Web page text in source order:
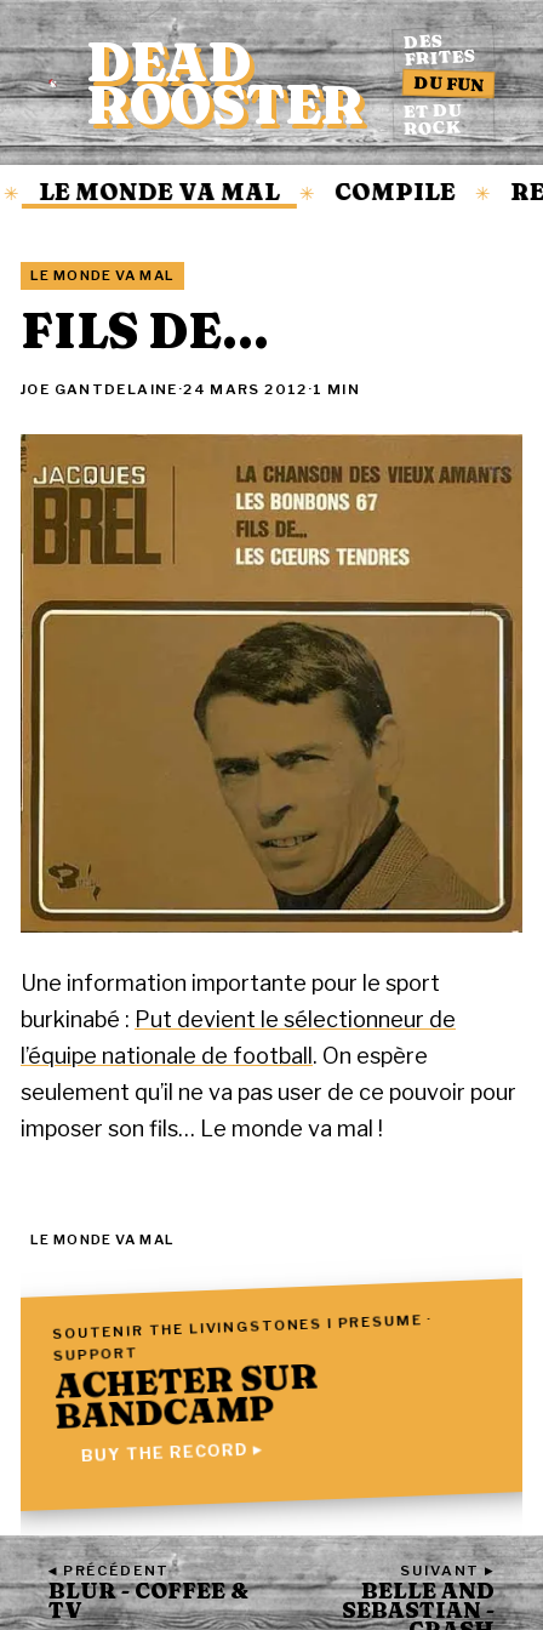
Accueil
DEAD
ROOSTER
DES
FRITES
DU FUN
ET DU
ROCK
LE MONDE VA MAL ✳ COMPILE ✳
LE MONDE VA MAL
FILS DE…
JOE GANTDELAINE ·24 MARS 2012 ·1 MIN
Une information importante pour le sport
burkinabé : Put devient le sélectionneur de
l’équipe nationale de football . On espère
seulement qu’il ne va pas user de ce pouvoir pour
imposer son fils… Le monde va mal !
LE MONDE VA MAL
SOUTENIR THE LIVINGSTONES I PRESUME ·
SUPPORT
ACHETER SUR
BANDCAMP
BUY THE RECORD ▸
◂ PRÉCÉDENT
BLUR - COFFEE &
TV
SUIVANT ▸
BELLE AND
SEBASTIAN -